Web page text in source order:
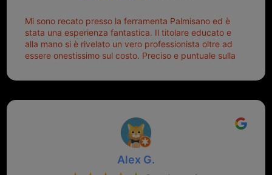
Mi sono recato presso la ferramenta Palmisano ed è
stata una esperienza fantastica. Il titolare educato e
alla mano si è rivelato un vero professionista oltre ad
essere onestissimo sul costo. Preciso e puntuale sulla
Alex G.